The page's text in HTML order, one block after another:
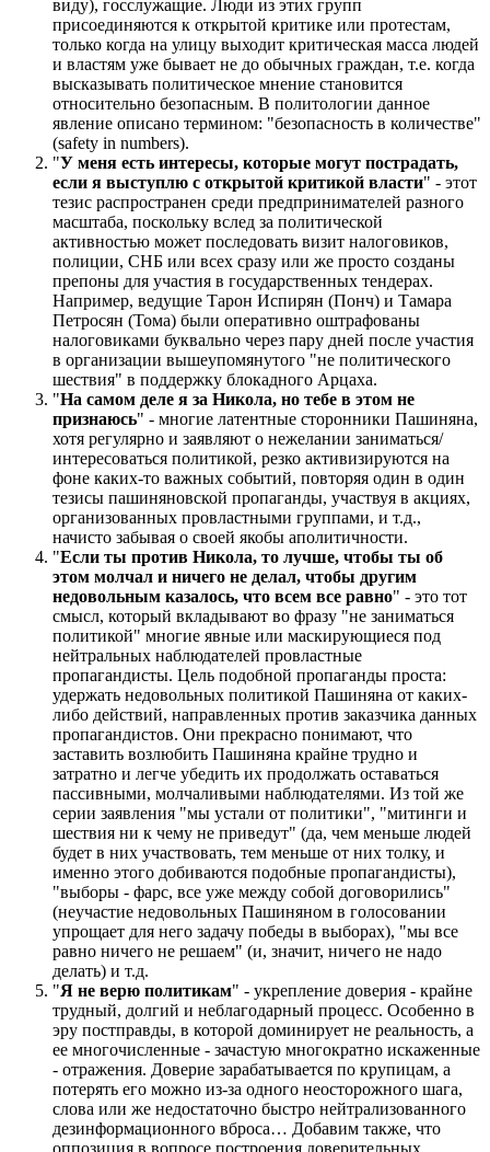
виду), госслужащие. Люди из этих групп
присоединяются к открытой критике или протестам,
только когда на улицу выходит критическая масса людей
и властям уже бывает не до обычных граждан, т.е. когда
высказывать политическое мнение становится
относительно безопасным. В политологии данное
явление описано термином: "безопасность в количестве"
(safety in numbers).
"У меня есть интересы, которые могут пострадать,
если я выступлю с открытой критикой власти" - этот
тезис распространен среди предпринимателей разного
масштаба, поскольку вслед за политической
активностью может последовать визит налоговиков,
полиции, СНБ или всех сразу или же просто созданы
препоны для участия в государственных тендерах.
Например, ведущие Тарон Испирян (Понч) и Тамара
Петросян (Тома) были оперативно оштрафованы
налоговиками буквально через пару дней после участия
в организации вышеупомянутого "не политического
шествия" в поддержку блокадного Арцаха.
"На самом деле я за Никола, но тебе в этом не
признаюсь" - многие латентные сторонники Пашиняна,
хотя регулярно и заявляют о нежелании заниматься/
интересоваться политикой, резко активизируются на
фоне каких-то важных событий, повторяя один в один
тезисы пашиняновской пропаганды, участвуя в акциях,
организованных провластными группами, и т.д.,
начисто забывая о своей якобы аполитичности.
"Если ты против Никола, то лучше, чтобы ты об
этом молчал и ничего не делал, чтобы другим
недовольным казалось, что всем все равно" - это тот
смысл, который вкладывают во фразу "не заниматься
политикой" многие явные или маскирующиеся под
нейтральных наблюдателей провластные
пропагандисты. Цель подобной пропаганды проста:
удержать недовольных политикой Пашиняна от каких-
либо действий, направленных против заказчика данных
пропагандистов. Они прекрасно понимают, что
заставить возлюбить Пашиняна крайне трудно и
затратно и легче убедить их продолжать оставаться
пассивными, молчаливыми наблюдателями. Из той же
серии заявления "мы устали от политики", "митинги и
шествия ни к чему не приведут" (да, чем меньше людей
будет в них участвовать, тем меньше от них толку, и
именно этого добиваются подобные пропагандисты),
"выборы - фарс, все уже между собой договорились"
(неучастие недовольных Пашиняном в голосовании
упрощает для него задачу победы в выборах), "мы все
равно ничего не решаем" (и, значит, ничего не надо
делать) и т.д.
"Я не верю политикам" - укрепление доверия - крайне
трудный, долгий и неблагодарный процесс. Особенно в
эру постправды, в которой доминирует не реальность, а
ее многочисленные - зачастую многократно искаженные
- отражения. Доверие зарабатывается по крупицам, а
потерять его можно из-за одного неосторожного шага,
слова или же недостаточно быстро нейтрализованного
дезинформационного вброса… Добавим также, что
оппозиция в вопросе построения доверительных